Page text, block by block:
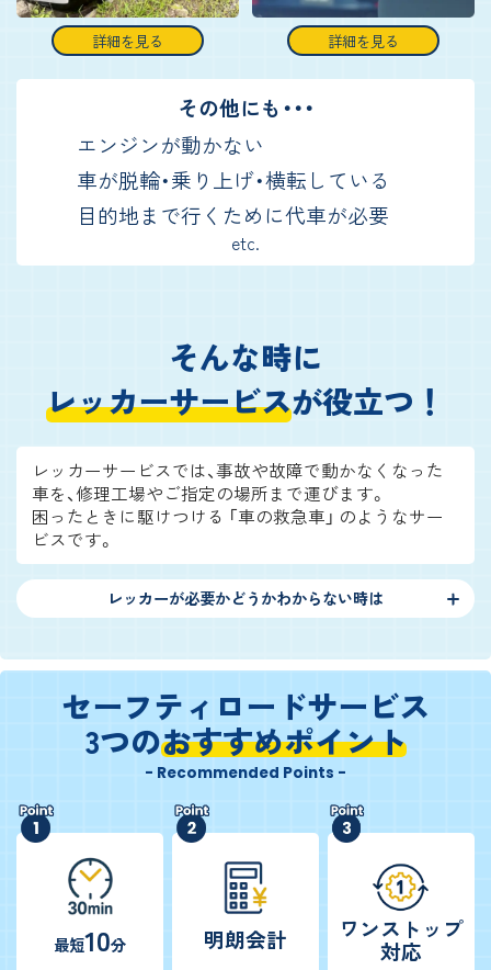
詳細を見る 詳細を見る
その他にも・・・
エンジンが動かない
車が脱輪・乗り上げ・横転している
目的地まで行くために代車が必要
etc.
そんな時に
レッカーサービスが役立つ！
レッカーサービスでは、事故や故障で動かなくなった
車を、修理工場やご指定の場所まで運びます。
困ったときに駆けつける 「車の救急車」 のようなサー
ビスです。
レッカーが必要かどうかわからない時は
セーフティロードサービス
3つのおすすめポイント
- Recommended Points -
最短10分
明朗会計 ワンストップ
対応